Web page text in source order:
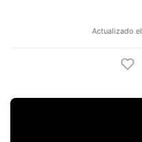
Actualizado el